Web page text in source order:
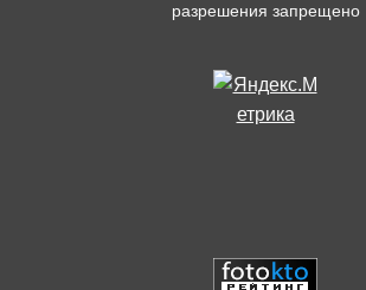
разрешения запрещено